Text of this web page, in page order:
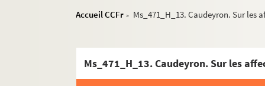
Accueil CCFr > Ms_471_H_13. Caudeyron. Sur les
Ms_471_H_13. Caudeyron. Sur les
Ms_471_C. Lettres administratives
Ms_471_D. Pièces relatives au différend